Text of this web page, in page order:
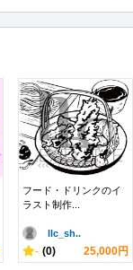
フード・ドリンクのイ
ラスト制作...
llc_sh..
- (0) 25,000円